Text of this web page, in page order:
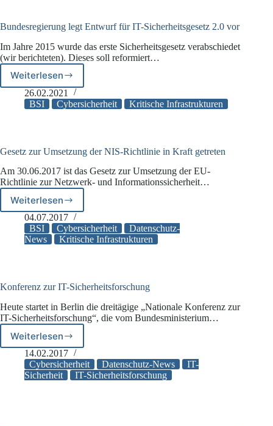
Bundesregierung legt Entwurf für IT-Sicherheitsgesetz 2.0 vor
Im Jahre 2015 wurde das erste Sicherheitsgesetz verabschiedet
(wir berichteten). Dieses soll reformiert…
WeiterlesenBundesregierung
legt
Entwurf
2.0
26.02.2021
BSI
Cybersicherheit Kritische Infrastrukturen
Gesetz zur Umsetzung der NIS-Richtlinie in Kraft getreten
Am 30.06.2017 ist das Gesetz zur Umsetzung der EU-
Richtlinie zur Netzwerk- und Informationssicherheit…
Weiterlesen
Gesetz
zur
Umsetzung
der
Kraft
04.07.2017
BSI
Cybersicherheit
Datenschutz-
News
Kritische Infrastrukturen
Konferenz zur IT-Sicherheitsforschung
Heute startet in Berlin die dreitägige „Nationale Konferenz zur
IT-Sicherheitsforschung“, die vom Bundesministerium…
Weiterlesen
Konferenz
zur
IT-
Sicherheitsforschung
14.02.2017
Cybersicherheit
Datenschutz-News
IT-
Sicherheit
IT-Sicherheitsforschung